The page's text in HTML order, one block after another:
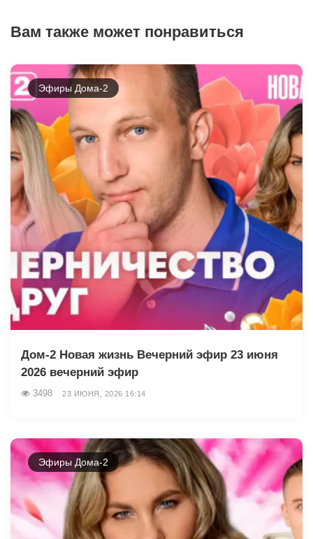
Вам также может понравиться
Эфиры Дома-2
Дом-2 Новая жизнь Вечерний эфир 23 июня
2026 вечерний эфир
3498 23 ИЮНЯ, 2026 16:14
Эфиры Дома-2